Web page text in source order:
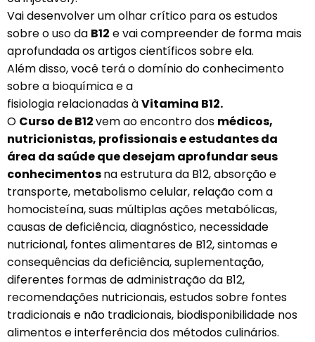
Vai desenvolver um olhar crítico para os estudos
sobre o uso da B12 e vai compreender de forma mais
aprofundada os artigos científicos sobre ela.
Além disso, você terá o domínio do conhecimento
sobre a bioquímica e a
fisiologia relacionadas àVitamina B12.
O Curso de B12vem ao encontro dos médicos,
nutricionistas, profissionais e estudantes da
área da saúde que desejam aprofundar seus
conhecimentosna estrutura da B12, absorção e
transporte, metabolismo celular, relação com a
homocisteína, suas múltiplas ações metabólicas,
causas de deficiência, diagnóstico, necessidade
nutricional, fontes alimentares de B12, sintomas e
consequências da deficiência, suplementação,
diferentes formas de administração da B12,
recomendações nutricionais, estudos sobre fontes
tradicionais e não tradicionais, biodisponibilidade nos
alimentos e interferência dos métodos culinários.